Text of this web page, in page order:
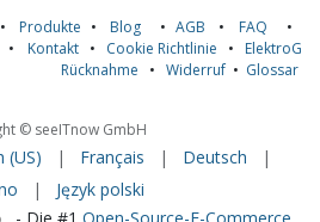
• Produkte • Blog • AGB • FAQ
•
• Kontakt • Cookie Richtlinie • ElektroG
Rücknahme • Widerruf • Glossar
© seeITnow GmbH
(US) | Français | Deutsch
|
|
Język polski